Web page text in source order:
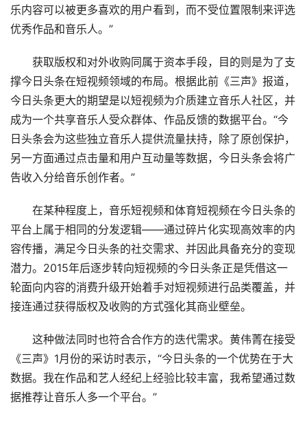
乐内容可以被更多喜欢的用户看到，而不受位置限制来评选
优秀作品和音乐人。”
获取版权和对外收购同属于资本手段，目的则是为了支
撑今日头条在短视频领域的布局。根据此前《三声》报道，
今日头条更大的期望是以短视频为介质建立音乐人社区，并
成为一个共享音乐人受众群体、作品反馈的数据平台。“今
日头条会为这些独立音乐人提供流量扶持，除了原创保护，
另一方面通过点击量和用户互动量等数据，今日头条会将广
告收入分给音乐创作者。”
在某种程度上，音乐短视频和体育短视频在今日头条的
平台上属于相同的分发逻辑——通过碎片化实现高效率的内
容传播，满足今日头条的社交需求、并因此具备充分的变现
潜力。2015年后逐步转向短视频的今日头条正是凭借这一
轮面向内容的消费升级开始着手对短视频进行品类覆盖，并
接连通过获得版权及收购的方式强化其商业壁垒。
这种做法同时也符合合作方的迭代需求。黄伟菁在接受
《三声》1月份的采访时表示，“今日头条的一个优势在于大
数据。我在作品和艺人经纪上经验比较丰富，我希望通过数
据推荐让音乐人多一个平台。”